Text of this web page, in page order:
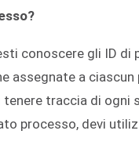
conoscere gli ID di
assegnate a
traccia di ogni
processo, devi